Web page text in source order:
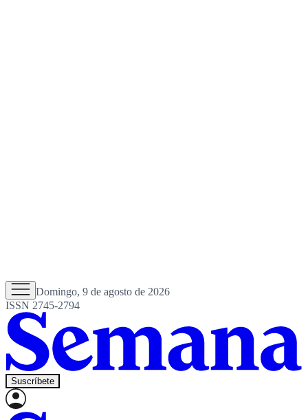
Domingo, 9 de agosto de 2026
ISSN 2745-2794
Suscríbete